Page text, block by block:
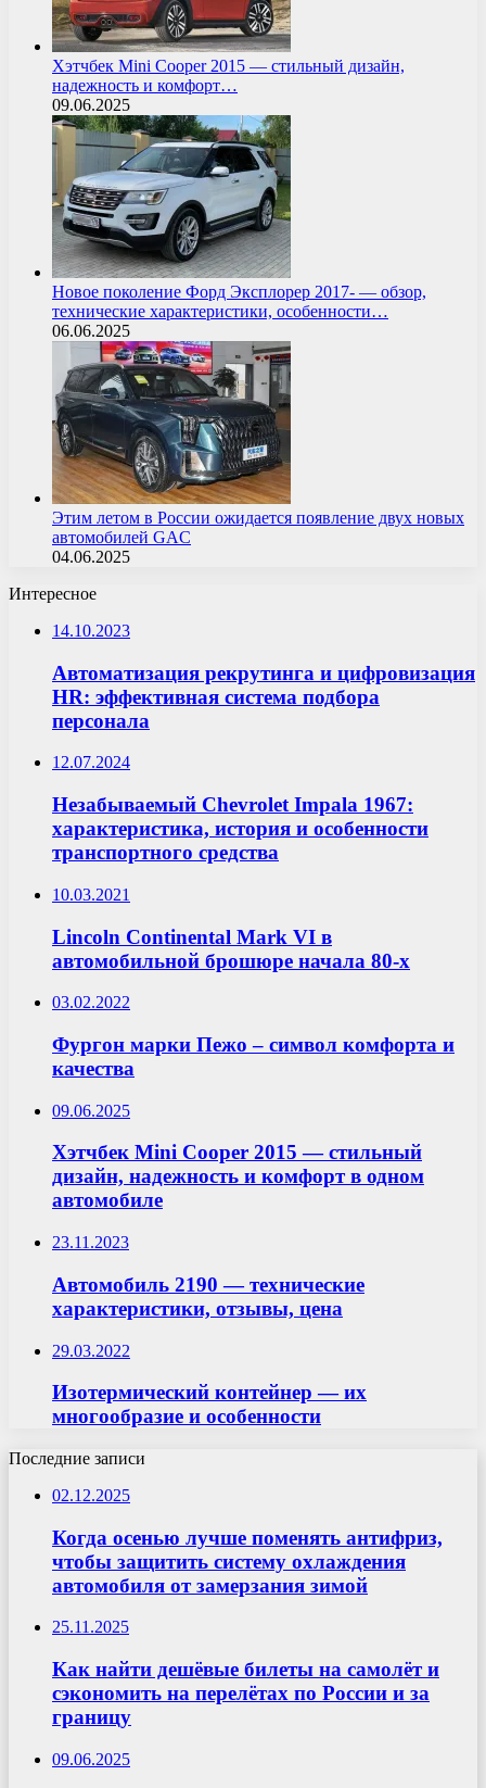
Хэтчбек Mini Cooper 2015 — стильный дизайн,
надежность и комфорт…
09.06.2025
Новое поколение Форд Эксплорер 2017- — обзор,
технические характеристики, особенности…
06.06.2025
Этим летом в России ожидается появление двух новых
автомобилей GAC
04.06.2025
Интересное
14.10.2023
Автоматизация рекрутинга и цифровизация
HR: эффективная система подбора
персонала
12.07.2024
Незабываемый Chevrolet Impala 1967:
характеристика, история и особенности
транспортного средства
10.03.2021
Lincoln Continental Mark VI в
автомобильной брошюре начала 80-х
03.02.2022
Фургон марки Пежо – символ комфорта и
качества
09.06.2025
Хэтчбек Mini Cooper 2015 — стильный
дизайн, надежность и комфорт в одном
автомобиле
23.11.2023
Автомобиль 2190 — технические
характеристики, отзывы, цена
29.03.2022
Изотермический контейнер — их
многообразие и особенности
Последние записи
02.12.2025
Когда осенью лучше поменять антифриз,
чтобы защитить систему охлаждения
автомобиля от замерзания зимой
25.11.2025
Как найти дешёвые билеты на самолёт и
сэкономить на перелётах по России и за
границу
09.06.2025